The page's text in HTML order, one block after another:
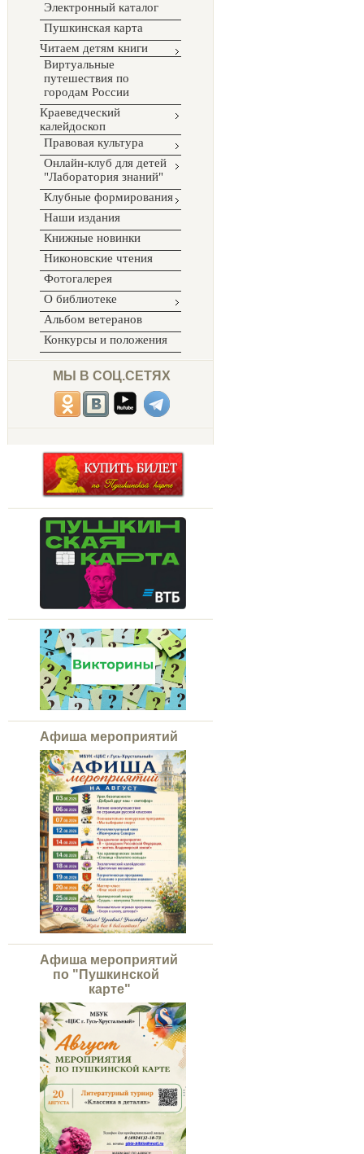
Электронный каталог
Пушкинская карта
Читаем детям книги
Виртуальные
путешествия по
городам России
Краеведческий
калейдоскоп
Правовая культура
Онлайн-клуб для детей
"Лаборатория знаний"
Клубные формирования
Наши издания
Книжные новинки
Никоновские чтения
Фотогалерея
О библиотеке
Альбом ветеранов
Конкурсы и положения
МЫ В СОЦ.СЕТЯХ
Афиша мероприятий
Афиша мероприятий
по "Пушкинской
карте"